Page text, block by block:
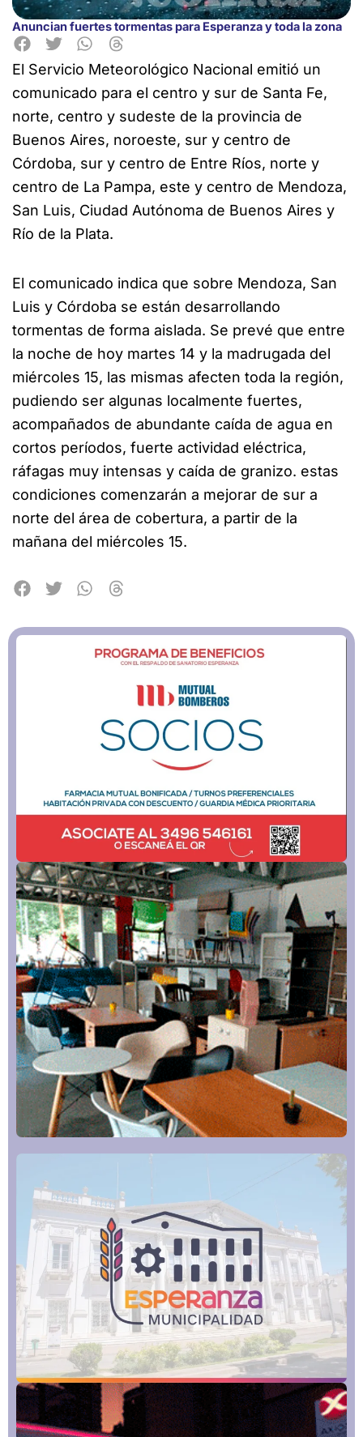
Anuncian fuertes tormentas para Esperanza y toda la zona
El Servicio Meteorológico Nacional emitió un
comunicado para el centro y sur de Santa Fe,
norte, centro y sudeste de la provincia de
Buenos Aires, noroeste, sur y centro de
Córdoba, sur y centro de Entre Ríos, norte y
centro de La Pampa, este y centro de Mendoza,
San Luis, Ciudad Autónoma de Buenos Aires y
Río de la Plata.
El comunicado indica que sobre Mendoza, San
Luis y Córdoba se están desarrollando
tormentas de forma aislada. Se prevé que entre
la noche de hoy martes 14 y la madrugada del
miércoles 15, las mismas afecten toda la región,
pudiendo ser algunas localmente fuertes,
acompañados de abundante caída de agua en
cortos períodos, fuerte actividad eléctrica,
ráfagas muy intensas y caída de granizo. estas
condiciones comenzarán a mejorar de sur a
norte del área de cobertura, a partir de la
mañana del miércoles 15.